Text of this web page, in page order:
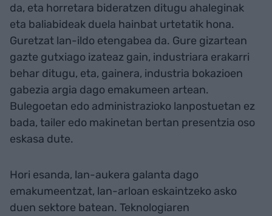
da, eta horretara bideratzen ditugu ahaleginak
eta baliabideak duela hainbat urtetatik hona.
Guretzat lan-ildo etengabea da. Gure gizartean
gazte gutxiago izateaz gain, industriara erakarri
behar ditugu, eta, gainera, industria bokazioen
gabezia argia dago emakumeen artean.
Bulegoetan edo administrazioko lanpostuetan ez
bada, tailer edo makinetan bertan presentzia oso
eskasa dute.
Hori esanda, lan-aukera galanta dago
emakumeentzat, lan-arloan eskaintzeko asko
duen sektore batean. Teknologiaren